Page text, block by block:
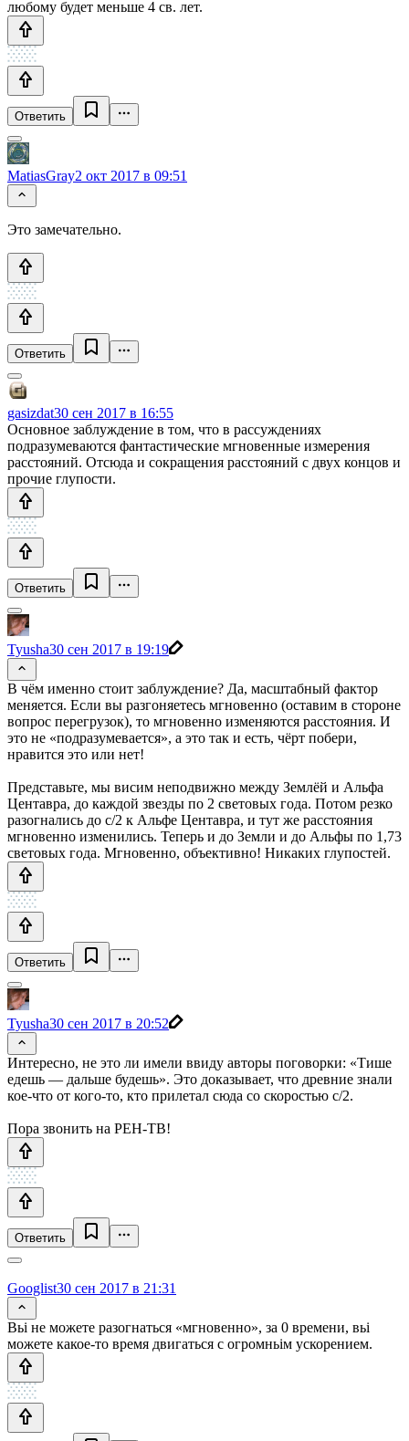
любому будет меньше 4 св. лет.
Ответить
MatiasGray2 окт 2017 в 09:51
Это замечательно.
Ответить
gasizdat30 сен 2017 в 16:55
Основное заблуждение в том, что в рассуждениях
подразумеваются фантастические мгновенные измерения
расстояний. Отсюда и сокращения расстояний с двух концов и
прочие глупости.
Ответить
Tyusha30 сен 2017 в 19:19
В чём именно стоит заблуждение? Да, масштабный фактор
меняется. Если вы разгоняетесь мгновенно (оставим в стороне
вопрос перегрузок), то мгновенно изменяются расстояния. И
это не «подразумевается», а это так и есть, чёрт побери,
нравится это или нет!
Представьте, мы висим неподвижно между Землёй и Альфа
Центавра, до каждой звезды по 2 световых года. Потом резко
разогнались до c/2 к Альфе Центавра, и тут же расстояния
мгновенно изменились. Теперь и до Земли и до Альфы по 1,73
световых года. Мгновенно, объективно! Никаких глупостей.
Ответить
Tyusha30 сен 2017 в 20:52
Интересно, не это ли имели ввиду авторы поговорки: «Тише
едешь — дальше будешь». Это доказывает, что древние знали
кое-что от кого-то, кто прилетал сюда со скоростью c/2.
Пора звонить на РЕН-ТВ!
Ответить
Googlist30 сен 2017 в 21:31
Вьі не можете разогнаться «мгновенно», за 0 времени, вьі
можете какое-то время двигаться с огромньім ускорением.